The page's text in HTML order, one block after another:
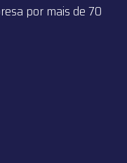
por mais de 70